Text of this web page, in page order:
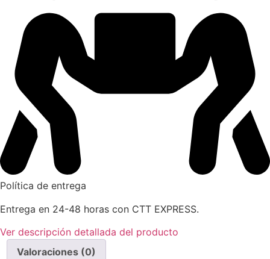
Política de entrega
Entrega en 24-48 horas con CTT EXPRESS.
Ver descripción detallada del producto
Valoraciones (0)